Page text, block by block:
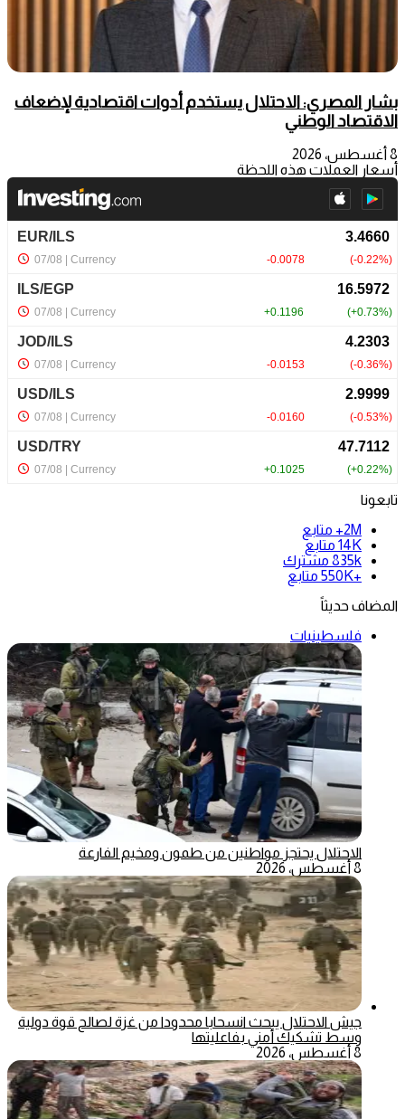
بشار المصري: الاحتلال يستخدم أدوات اقتصادية لإضعاف
الاقتصاد الوطني
8 أغسطس، 2026
أسعار العملات هذه اللحظة
تابعونا
2M+
متابع
14K متابع
835k مشترك
+550K
متابع
المضاف حديثاً
فلسطينيات
الاحتلال يحتجز مواطنين من طمون ومخيم الفارعة
8 أغسطس، 2026
جيش الاحتلال يبحث انسحابا محدودا من غزة لصالح قوة دولية
وسط تشكيك أمني بفاعليتها
8 أغسطس، 2026